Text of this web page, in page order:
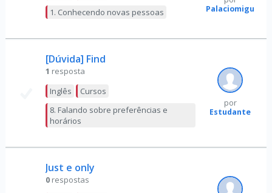
1. Conhecendo novas pessoas
[Dúvida] Find
1 resposta
Inglês
Cursos
8. Falando sobre preferências e
horários
por
Estudante
Just e only
0 respostas